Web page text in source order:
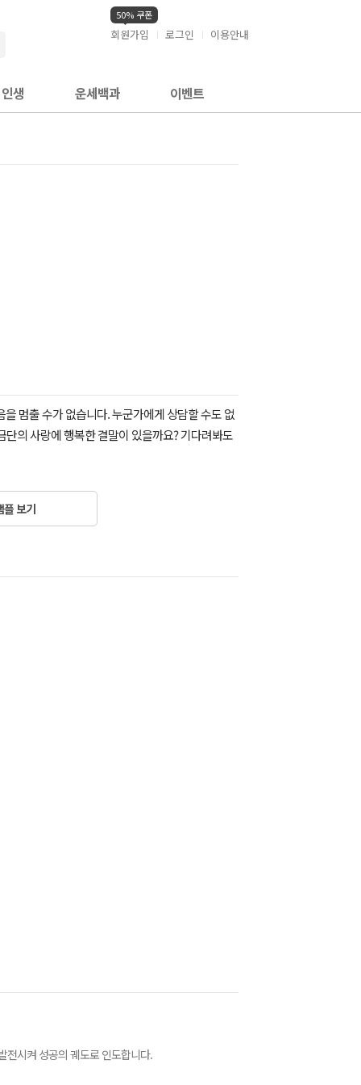
50% 쿠폰
회원가입 로그인 이용안내
인생 운세백과 이벤트
멈출 수가 없습니다. 누군가에게 상담할 수도 없
의 사랑에 행복한 결말이 있을까요? 기다려봐도
보기
전시켜 성공의 궤도로 인도합니다.